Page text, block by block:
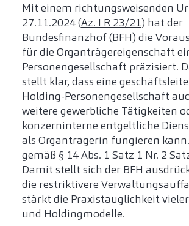
Mit einem richtungsweisenden
27.11.2024 (Az. I R 23/21) hat der
Bundesfinanzhof (BFH) die
für die Organträgereigenschaft
Personengesellschaft präzisiert.
stellt klar, dass eine
Holding-Personengesellschaft
weitere gewerbliche Tätigkeiten
konzerninterne entgeltliche
als Organträgerin fungieren
gemäß § 14 Abs. 1 Satz 1 Nr. 2
Damit stellt sich der BFH
die restriktivere
stärkt die Praxistauglichkeit
und Holdingmodelle.